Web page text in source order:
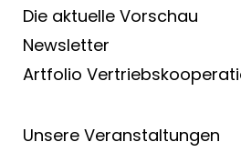
Die aktuelle Vorschau
Newsletter
Artfolio
Unsere Veranstaltungen